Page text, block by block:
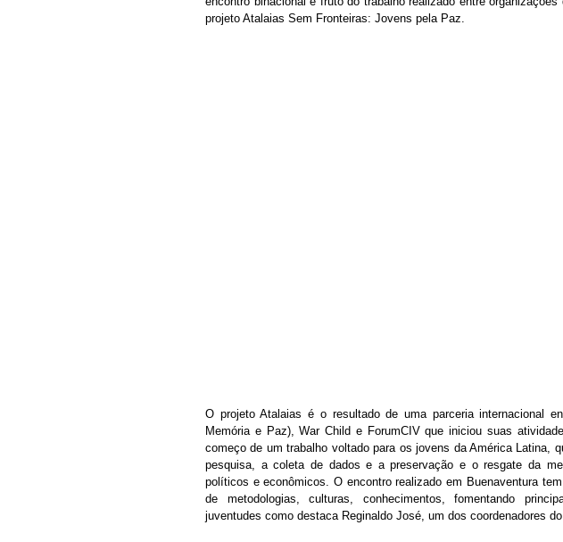
projeto Atalaias Sem Fronteiras: Jovens pela Paz.
O projeto Atalaias é o resultado de uma parceria internacional
Memória e Paz), War Child e ForumCIV que iniciou suas
começo de um trabalho voltado para os jovens da América Latina,
pesquisa, a coleta de dados e a preservação e o resgate da
políticos e econômicos. O encontro realizado em Buenaventura
de metodologias, culturas, conhecimentos, fomentando
juventudes como destaca Reginaldo José, um dos coordenadores